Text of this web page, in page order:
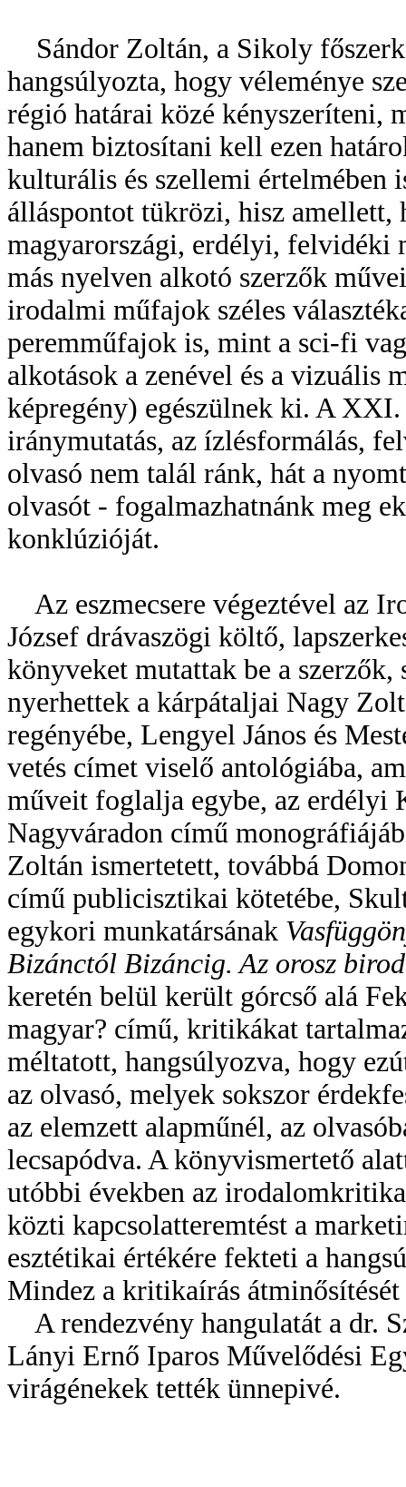
Sándor Zoltán, a Sikoly
hangsúlyozta, hogy véleménye
régió határai közé kényszeríteni,
hanem biztosítani kell ezen
kulturális és szellemi értelmében
álláspontot tükrözi, hisz
magyarországi, erdélyi, felvidéki
más nyelven alkotó szerzők
irodalmi műfajok széles
peremműfajok is, mint a sci-fi
alkotások a zenével és a vizuális
képregény) egészülnek ki. A
iránymutatás, az ízlésformálás,
olvasó nem talál ránk, hát a
olvasót - fogalmazhatnánk meg
konklúzióját.
Az eszmecsere végeztével az
József drávaszögi költő,
könyveket mutattak be a
nyerhettek a kárpátaljai Nagy
regényébe, Lengyel János és
vetés címet viselő antológiába,
műveit foglalja egybe, az erdélyi
Nagyváradon című
Zoltán ismertetett, továbbá
című publicisztikai kötetébe,
egykori munkatársának
Bizánctól Bizáncig. Az orosz
keretén belül került górcső alá
magyar? című, kritikákat
méltatott, hangsúlyozva, hogy
az olvasó, melyek sokszor
az elemzett alapműnél, az
lecsapódva. A könyvismertető
utóbbi években az
közti kapcsolatteremtést a
esztétikai értékére fekteti a
Mindez a kritikaírás átminősítését
A rendezvény hangulatát a dr.
Lányi Ernő Iparos Művelődési
virágénekek tették ünnepivé.